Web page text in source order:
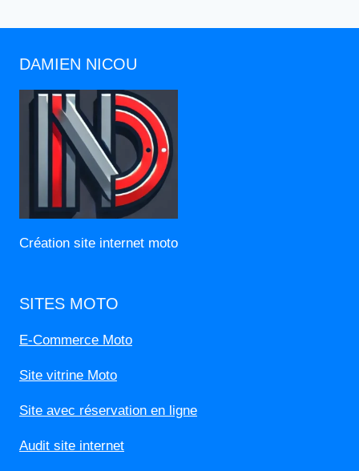
DAMIEN NICOU
Création site internet moto
SITES MOTO
E-Commerce Moto
Site vitrine Moto
Site avec réservation en ligne
Audit site internet